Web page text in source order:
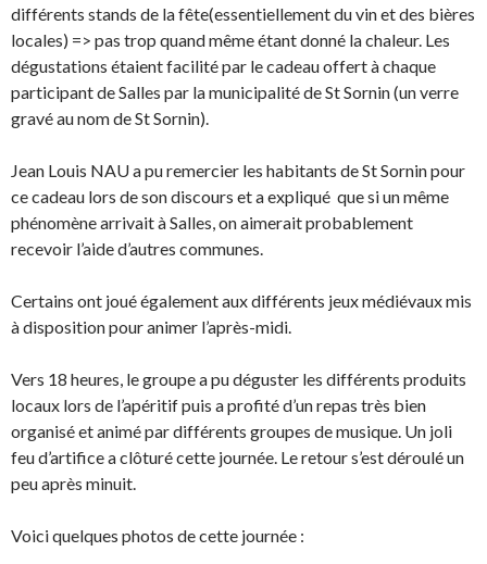
différents stands de la fête(essentiellement du vin et des bières
locales) => pas trop quand même étant donné la chaleur. Les
dégustations étaient facilité par le cadeau offert à chaque
participant de Salles par la municipalité de St Sornin (un verre
gravé au nom de St Sornin).
Jean Louis NAU a pu remercier les habitants de St Sornin pour
ce cadeau lors de son discours et a expliqué que si un même
phénomène arrivait à Salles, on aimerait probablement
recevoir l’aide d’autres communes.
Certains ont joué également aux différents jeux médiévaux mis
à disposition pour animer l’après-midi.
Vers 18 heures, le groupe a pu déguster les différents produits
locaux lors de l’apéritif puis a profité d’un repas très bien
organisé et animé par différents groupes de musique. Un joli
feu d’artifice a clôturé cette journée. Le retour s’est déroulé un
peu après minuit.
Voici quelques photos de cette journée :